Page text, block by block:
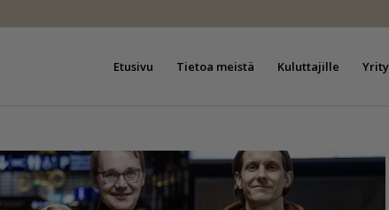
Etusivu Tietoa meistä Kuluttajille